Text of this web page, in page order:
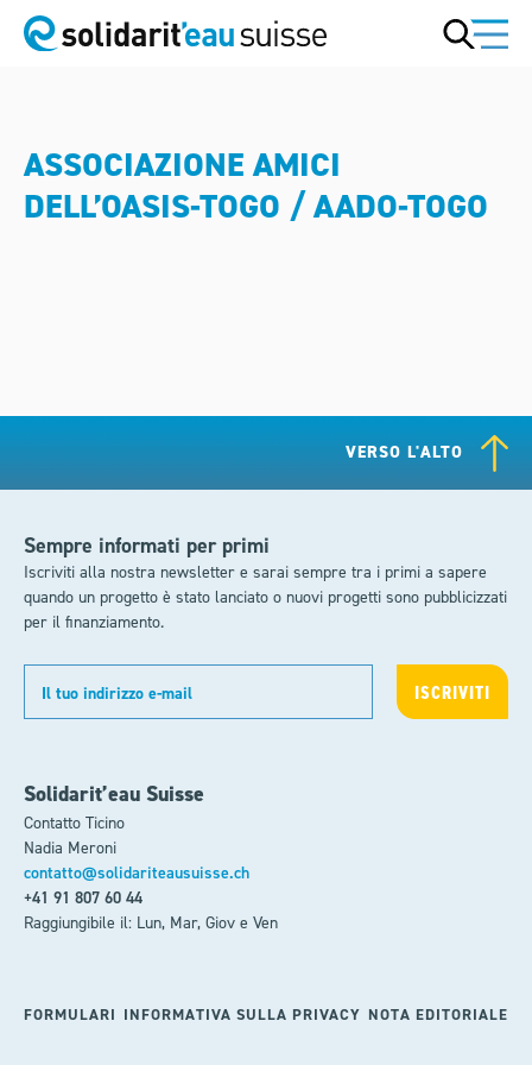
ASSOCIAZIONE AMICI
DELL’OASIS-TOGO / AADO-TOGO
VERSO L'ALTO
Solidarit’eau Suisse
Contatto Ticino
Nadia Meroni
Raggiungibile il: Lun, Mar, Giov e Ven
+41 91 807 60 44
contatto@solidariteausuisse.ch
Sempre informati per primi
Iscriviti alla nostra newsletter e sarai sempre tra i primi a sapere
quando un progetto è stato lanciato o nuovi progetti sono pubblicizzati
per il finanziamento.
FORMULARI INFORMATIVA SULLA PRIVACY NOTA EDITORIALE